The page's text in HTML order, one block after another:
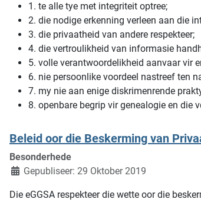
1. te alle tye met integriteit optree;
2. die nodige erkenning verleen aan die
3. die privaatheid van andere respekteer;
4. die vertroulikheid van informasie
5. volle verantwoordelikheid aanvaar vir
6. nie persoonlike voordeel nastreef ten
7. my nie aan enige diskrimenrende
8. openbare begrip vir genealogie en die
Beleid oor die Beskerming van
Besonderhede
Gepubliseer: 29 Oktober 2019
Die eGGSA respekteer die wette oor die